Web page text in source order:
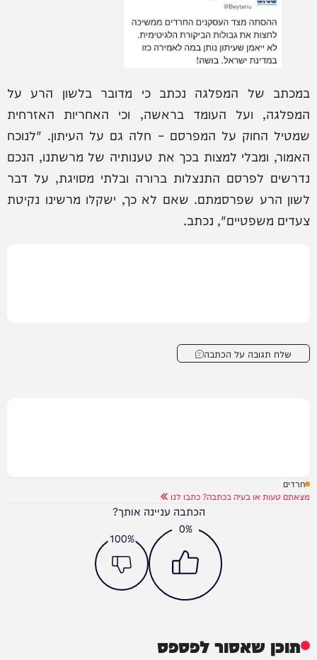
במכתב של המפלגה נכתב כי מדובר בלשון הרע על
המפלגה, ועל העומד בראשה, וכי האחריות האזרחית
שמטיל החוק על המפרסם – חלה גם על העיתון. "לנוכח
האמור, ומבלי למצות בכך את טענותיה של מרשתנו, הנכם
נדרשים לפרסם התנצלות ברורה ובלתי מסויגת, על דבר
לשון הרע שפרסמתם. שאם לא כך, ישקלו מרשינו נקיטת
צעדים משפטיים", נכתב.
שלח תגובה על הכתבה
חרדים
מצאתם טעות או בעיה בכתבה? כתבו לנו
הכתבה עניינה אותך?
0%
100%
תוכן שאסור לפספס